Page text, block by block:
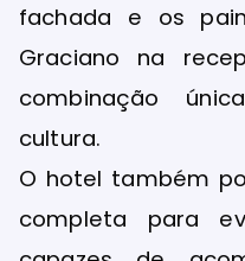
fachada e os
Graciano na
combinação
cultura.
O hotel também
completa para